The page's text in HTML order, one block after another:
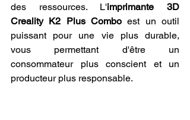
des ressources. L'imprimante 3D
Creality K2 Plus Combo est un outil
puissant pour une vie plus durable,
vous permettant d'être un
consommateur plus conscient et un
producteur plus responsable.